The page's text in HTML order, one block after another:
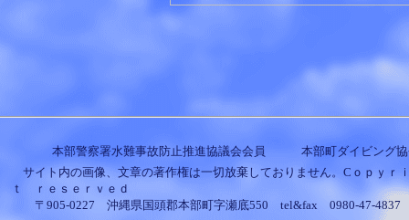
サイト内の画像、文章の著作権は一切放棄しておりません。Cｏｐ
ｔ ｒｅｓｅｒｖｅｄ
〒905-0227 沖縄県国頭郡本部町字瀬底550 tel&fax 0980-47-4837
本部警察署水難事故防止推進協議会会員 本部町ダイビン